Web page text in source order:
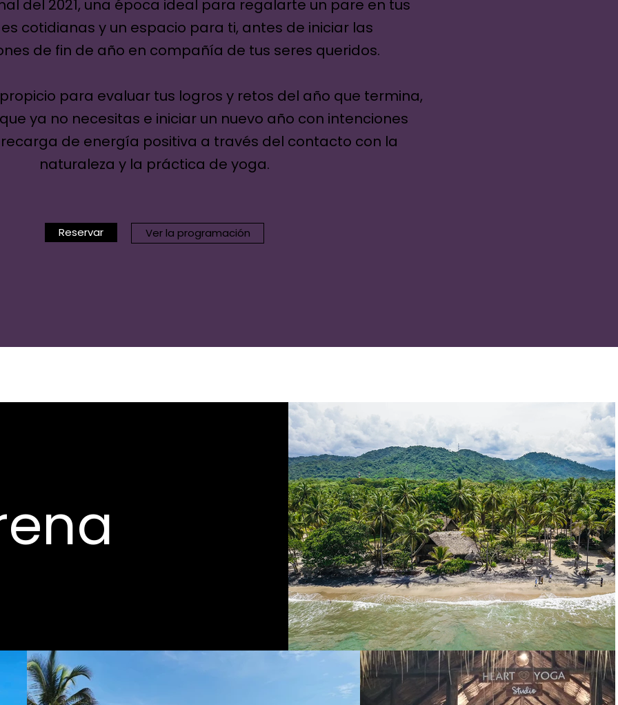
del 2021, una época ideal para regalarte un pare en tus
cotidianas y un espacio para ti, antes de iniciar las
de fin de año en compañía de tus seres queridos.
para evaluar tus logros y retos del año que termina,
ya no necesitas e iniciar un nuevo año con intenciones
de energía positiva a través del contacto con la
naturaleza y la práctica de yoga.
Reservar Ver la programación